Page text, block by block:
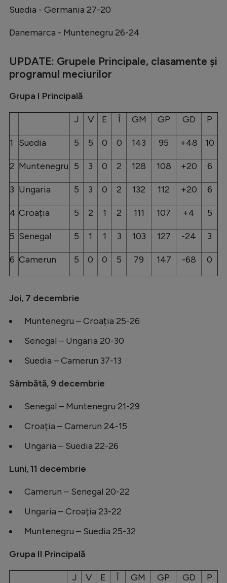
Suedia - Germania 27-20
Danemarca - Muntenegru 26-24
UPDATE: Grupele Principale, clasamente și
programul meciurilor
Grupa I Principală
J V E Î GM GP GD P
1 Suedia 5 5 0 0 143 95 +48 10
2 Muntenegru 5 3 0 2 128 108 +20 6
3 Ungaria 5 3 0 2 132 112 +20 6
4 Croația 5 2 1 2 111 107 +4 5
5 Senegal 5 1 1 3 103 127 -24 3
6 Camerun 5 0 0 5 79 147 -68 0
Joi, 7 decembrie
Muntenegru – Croația 25-26
Senegal – Ungaria 20-30
Suedia – Camerun 37-13
Sâmbătă, 9 decembrie
Senegal – Muntenegru 21-29
Croația – Camerun 24-15
Ungaria – Suedia 22-26
Luni, 11 decembrie
Camerun – Senegal 20-22
Ungaria – Croația 23-22
Muntenegru – Suedia 25-32
Grupa II Principală
J V E Î GM GP GD P